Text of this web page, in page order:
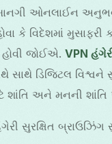
ઓનલાઈન અનુભવ
કે વિદેશમાં મુસાફરી
હોવી જોઈએ.VPN
સાથે ડિજિટલ વિશ્વને
શાંતિ અને મનની શાંતિ
સુરક્ષિત બ્રાઉઝિંગ